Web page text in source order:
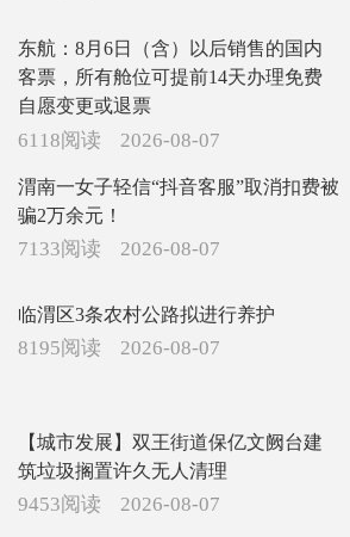
东航：8月6日（含）以后销售的国内
客票，所有舱位可提前14天办理免费
自愿变更或退票
6118阅读 2026-08-07
渭南一女子轻信“抖音客服”取消扣费被
骗2万余元！
7133阅读 2026-08-07
临渭区3条农村公路拟进行养护
8195阅读 2026-08-07
【城市发展】双王街道保亿文阙台建
筑垃圾搁置许久无人清理
9453阅读 2026-08-07